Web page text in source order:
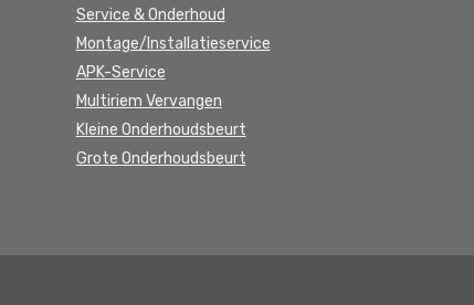
Service & Onderhoud
Montage/Installatieservice
APK-Service
Multiriem Vervangen
Kleine Onderhoudsbeurt
Grote Onderhoudsbeurt